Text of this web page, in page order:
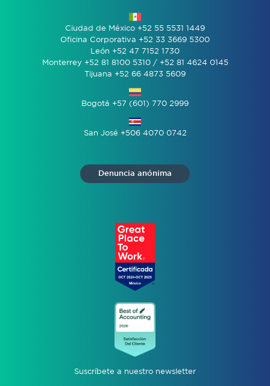
Ciudad de México +52 55 5531 1449
Oficina Corporativa +52 33 3669 5300
León +52 47 7152 1730
Monterrey +52 81 8100 5310 / +52 81 4624 0145
Tijuana +52 66 4873 5609
Bogotá +57 (601) 770 2999
San José +506 4070 0742
Denuncia anónima
Suscríbete a nuestro newsletter